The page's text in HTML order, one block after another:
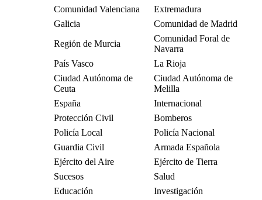
Comunidad Valenciana
Extremadura
Galicia
Comunidad de Madrid
Región de Murcia
Comunidad Foral de
Navarra
País Vasco
La Rioja
Ciudad Autónoma de
Ceuta
Ciudad Autónoma de
Melilla
España
Internacional
Protección Civil
Bomberos
Policía Local
Policía Nacional
Guardia Civil
Armada Española
Ejército del Aire
Ejército de Tierra
Sucesos
Salud
Educación
Investigación